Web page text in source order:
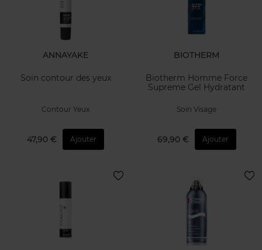
ANNAYAKE
Soin contour des yeux
Contour Yeux
47,90 € Ajouter
BIOTHERM
Biotherm Homme Force
Supreme Gel Hydratant
Soin Visage
69,90 € Ajouter